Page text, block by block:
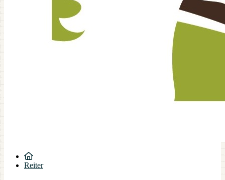
Reiter